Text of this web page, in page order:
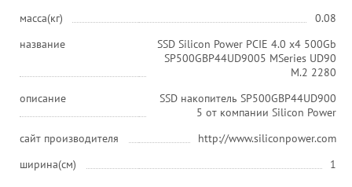
масса(кг)
0.08
название
SSD Silicon Power PCIE 4.0 x4 500Gb
SP500GBP44UD9005 MSeries UD90
M.2 2280
описание
SSD накопитель SP500GBP44UD900
5 от компании Silicon Power
сайт производителя
http://www.siliconpower.com
ширина(см)
1